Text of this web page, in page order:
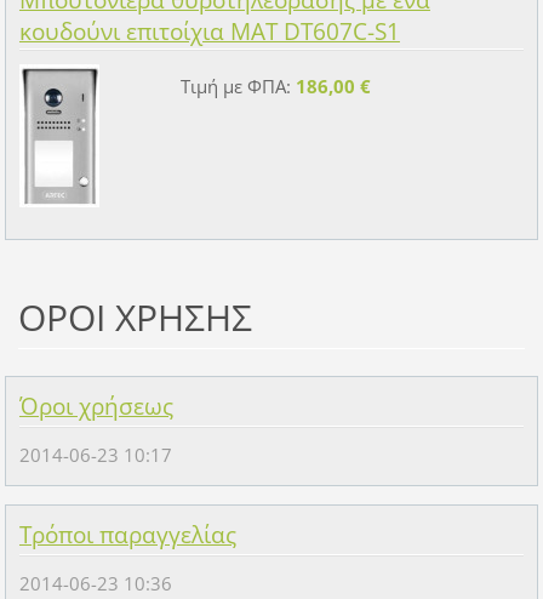
κουδούνι επιτοίχια MAT DT607C-S1
Τιμή με ΦΠΑ: 186,00 €
ΟΡΟΙ ΧΡΗΣΗΣ
Όροι χρήσεως
2014-06-23 10:17
Τρόποι παραγγελίας
2014-06-23 10:36